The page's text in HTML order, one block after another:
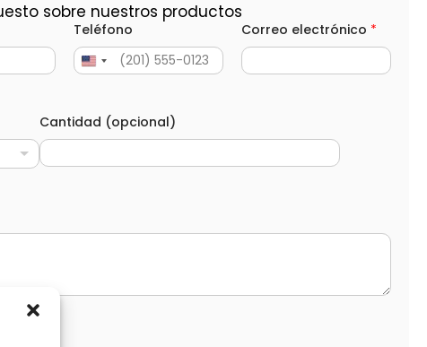
sobre nuestros productos
Teléfono Correo electrónico *
Cantidad (opcional)